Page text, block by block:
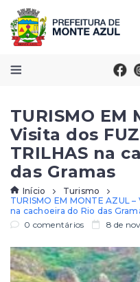
TURISMO EM
Visita dos
TRILHAS na
das Gramas
Início
Turismo
TURISMO EM MONTE AZUL
na cachoeira do Rio das
0 comentários
8 de